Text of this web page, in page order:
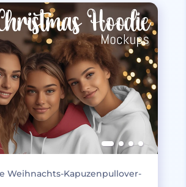
Weihnachts-Kapuzenpullover-